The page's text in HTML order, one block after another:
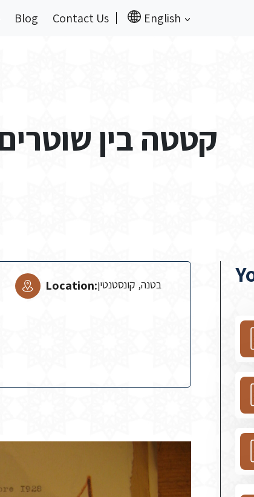
Blog Contact Us English
קטטה בין
Location:בטנה, קונסטנטין